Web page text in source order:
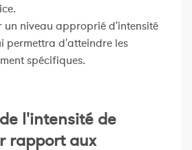
un niveau approprié d'intensité
permettra d'atteindre les
spécifiques.
l'intensité de
rapport aux